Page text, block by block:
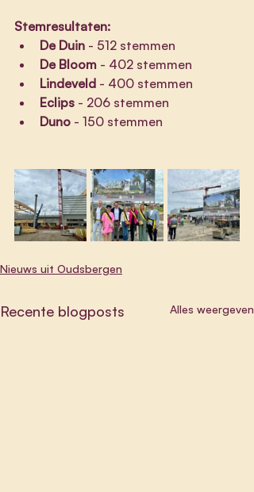
Stemresultaten:
De Duin - 512 stemmen
De Bloom - 402 stemmen
Lindeveld - 400 stemmen
Eclips - 206 stemmen
Duno - 150 stemmen
Nieuws uit Oudsbergen
Recente blogposts Alles weergeven